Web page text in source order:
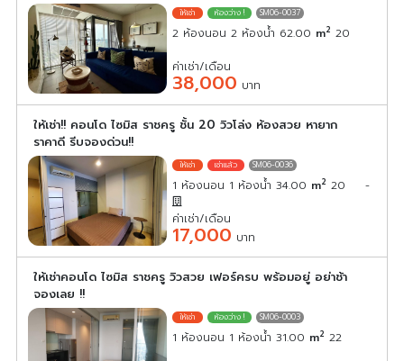
SM06-0037
2 ห้องนอน 2 ห้องน้ำ 62.00 m2 20
ค่าเช่า/เดือน
38,000 บาท
ให้เช่า!! คอนโด ไซมิส ราชครู ชั้น 20 วิวโล่ง ห้องสวย หายาก
ราคาดี รีบจองด่วน!!
SM06-0036
1 ห้องนอน 1 ห้องน้ำ 34.00 m2 20 -
ค่าเช่า/เดือน
17,000 บาท
ให้เช่าคอนโด ไซมิส ราชครู วิวสวย เฟอร์ครบ พร้อมอยู่ อย่าช้า
จองเลย !!
SM06-0003
1 ห้องนอน 1 ห้องน้ำ 31.00 m2 22